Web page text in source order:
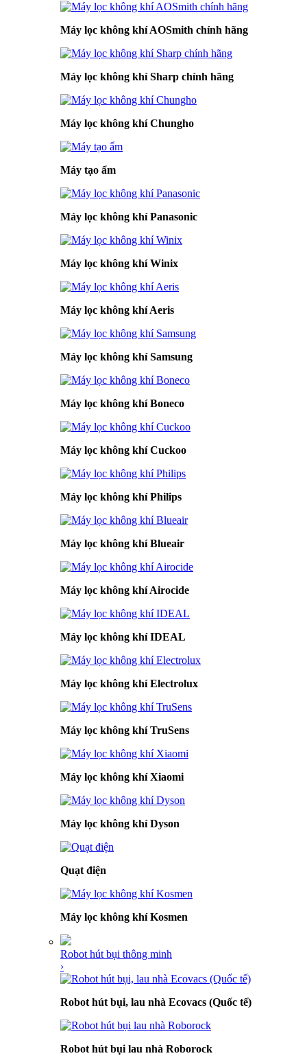
Máy lọc không khí AOSmith chính hãng
Máy lọc không khí Sharp chính hãng
Máy lọc không khí Chungho
Máy tạo ẩm
Máy lọc không khí Panasonic
Máy lọc không khí Winix
Máy lọc không khí Aeris
Máy lọc không khí Samsung
Máy lọc không khí Boneco
Máy lọc không khí Cuckoo
Máy lọc không khí Philips
Máy lọc không khí Blueair
Máy lọc không khí Airocide
Máy lọc không khí IDEAL
Máy lọc không khí Electrolux
Máy lọc không khí TruSens
Máy lọc không khí Xiaomi
Máy lọc không khí Dyson
Quạt điện
Máy lọc không khí Kosmen
Robot hút bụi thông minh
›
Robot hút bụi, lau nhà Ecovacs (Quốc tế)
Robot hút bụi lau nhà Roborock